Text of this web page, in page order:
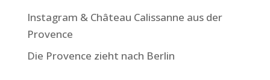
Instagram & Château Calissanne aus der
Provence
Die Provence zieht nach Berlin